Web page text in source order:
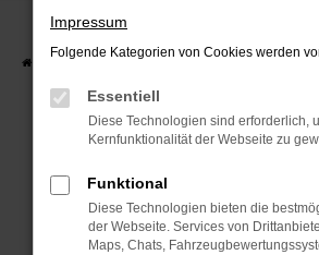
Startseite Fahrzeuge Fahrzeugsuche
FEHLER: NETWORK
Beim Laden ist ein Fehler
Hier sind ein paar Tipps, die dir
Impressum
Folgende Kategorien von Cookies werden
Essentiell
Diese Technologien sind erforderlich,
Kernfunktionalität der Webseite zu
Funktional
Diese Technologien bieten die
der Webseite. Services von
Maps, Chats,